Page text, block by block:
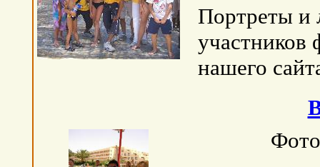
Портреты и
участников
нашего